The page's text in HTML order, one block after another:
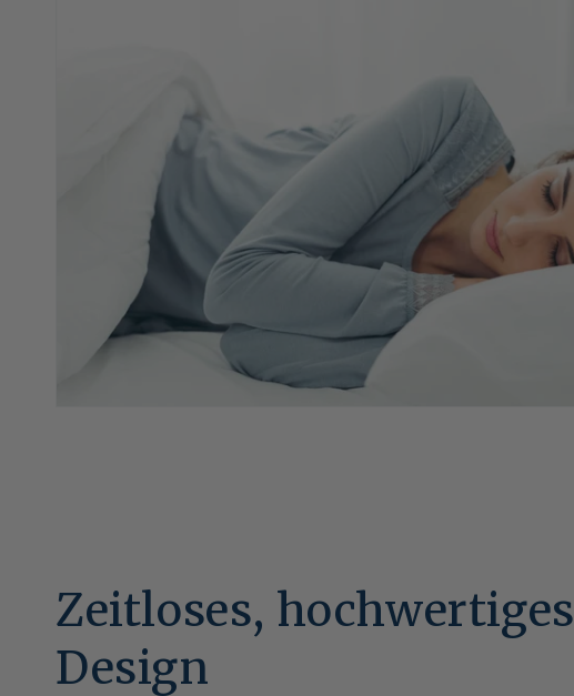
Zeitloses, hochwertiges
Design